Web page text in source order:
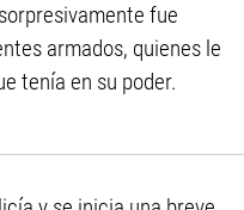
fue
armados, quienes le
tenía en su poder.